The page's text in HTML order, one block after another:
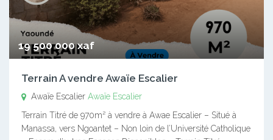
19 500 000 xaf
Terrain A vendre Awaïe Escalier
Awaïe Escalier Awaïe Escalier
Terrain Titré de 970m² à vendre à Awae Escalier – Situé à
Manassa, vers Ngoantet – Non loin de l’Université Catholique